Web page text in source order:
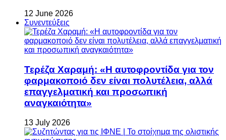
12 June 2026
Συνεντεύξεις
Τερέζα Χαραμή: «Η αυτοφροντίδα για τον
φαρμακοποιό δεν είναι πολυτέλεια, αλλά
επαγγελματική και προσωπική
αναγκαιότητα»
13 July 2026